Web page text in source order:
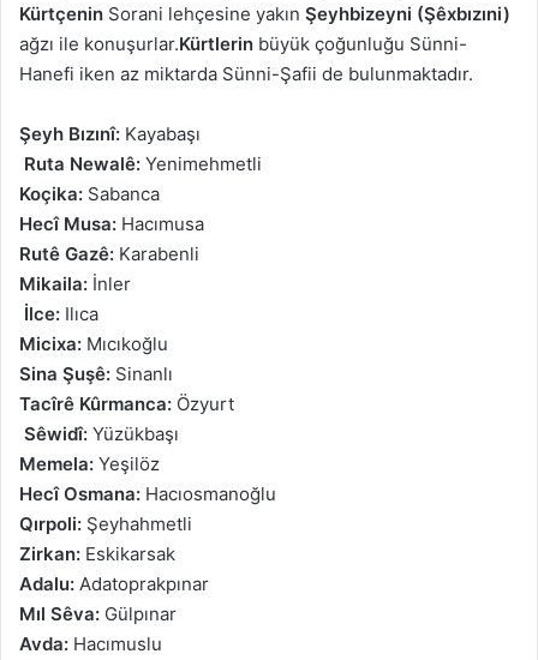
Kürtçenin Sorani lehçesine yakın Şeyhbizeyni (Şêxbızıni)
ağzı ile konuşurlar.Kürtlerin büyük çoğunluğu Sünni-
Hanefi iken az miktarda Sünni-Şafii de bulunmaktadır.
Şeyh Bızınî: Kayabaşı
Ruta Newalê: Yenimehmetli
Koçika: Sabanca
Hecî Musa: Hacımusa
Rutê Gazê: Karabenli
Mikaila: İnler
İlce: Ilıca
Micixa: Mıcıkoğlu
Sina Şuşê: Sinanlı
Tacîrê Kûrmanca: Özyurt
Sêwidî: Yüzükbaşı
Memela: Yeşilöz
Hecî Osmana: Hacıosmanoğlu
Qırpoli: Şeyhahmetli
Zirkan: Eskikarsak
Adalu: Adatoprakpınar
Mıl Sêva: Gülpınar
Avda: Hacımuslu